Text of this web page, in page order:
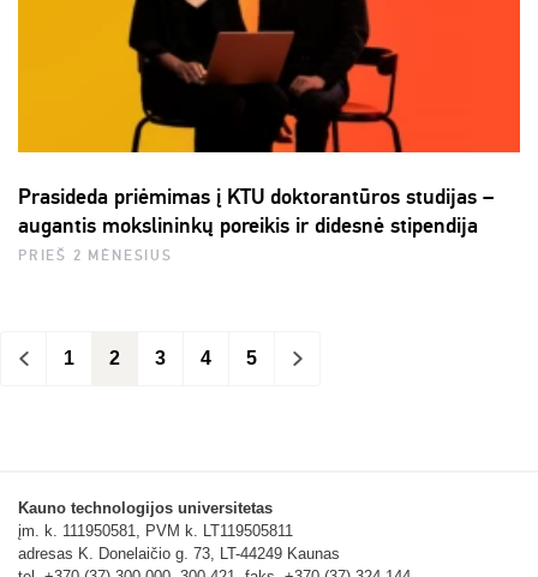
Prasideda priėmimas į KTU doktorantūros studijas –
augantis mokslininkų poreikis ir didesnė stipendija
PRIEŠ 2 MĖNESIUS
< 1 2 3 4 5 >
Kauno technologijos universitetas
įm. k. 111950581, PVM k. LT119505811
adresas K. Donelaičio g. 73, LT-44249 Kaunas